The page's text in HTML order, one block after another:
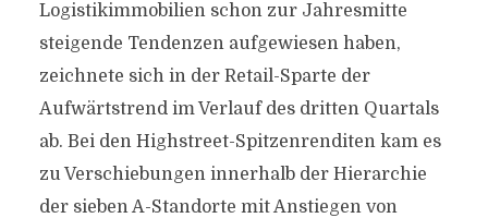
Logistikimmobilien schon zur Jahresmitte
steigende Tendenzen aufgewiesen haben,
zeichnete sich in der Retail-Sparte der
Aufwärtstrend im Verlauf des dritten Quartals
ab. Bei den Highstreet-Spitzenrenditen kam es
zu Verschiebungen innerhalb der Hierarchie
der sieben A-Standorte mit Anstiegen von